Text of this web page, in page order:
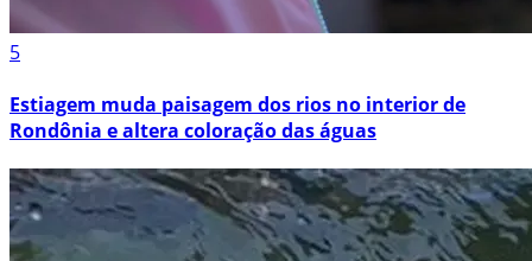
5
Estiagem muda paisagem dos rios no interior de
Rondônia e altera coloração das águas